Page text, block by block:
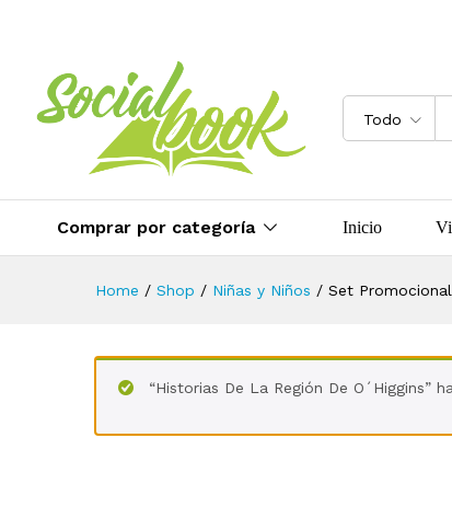
Todo
Comprar por categoría Inicio
Home / Shop / Niñas y Niños / Set
“Historias De La Región De